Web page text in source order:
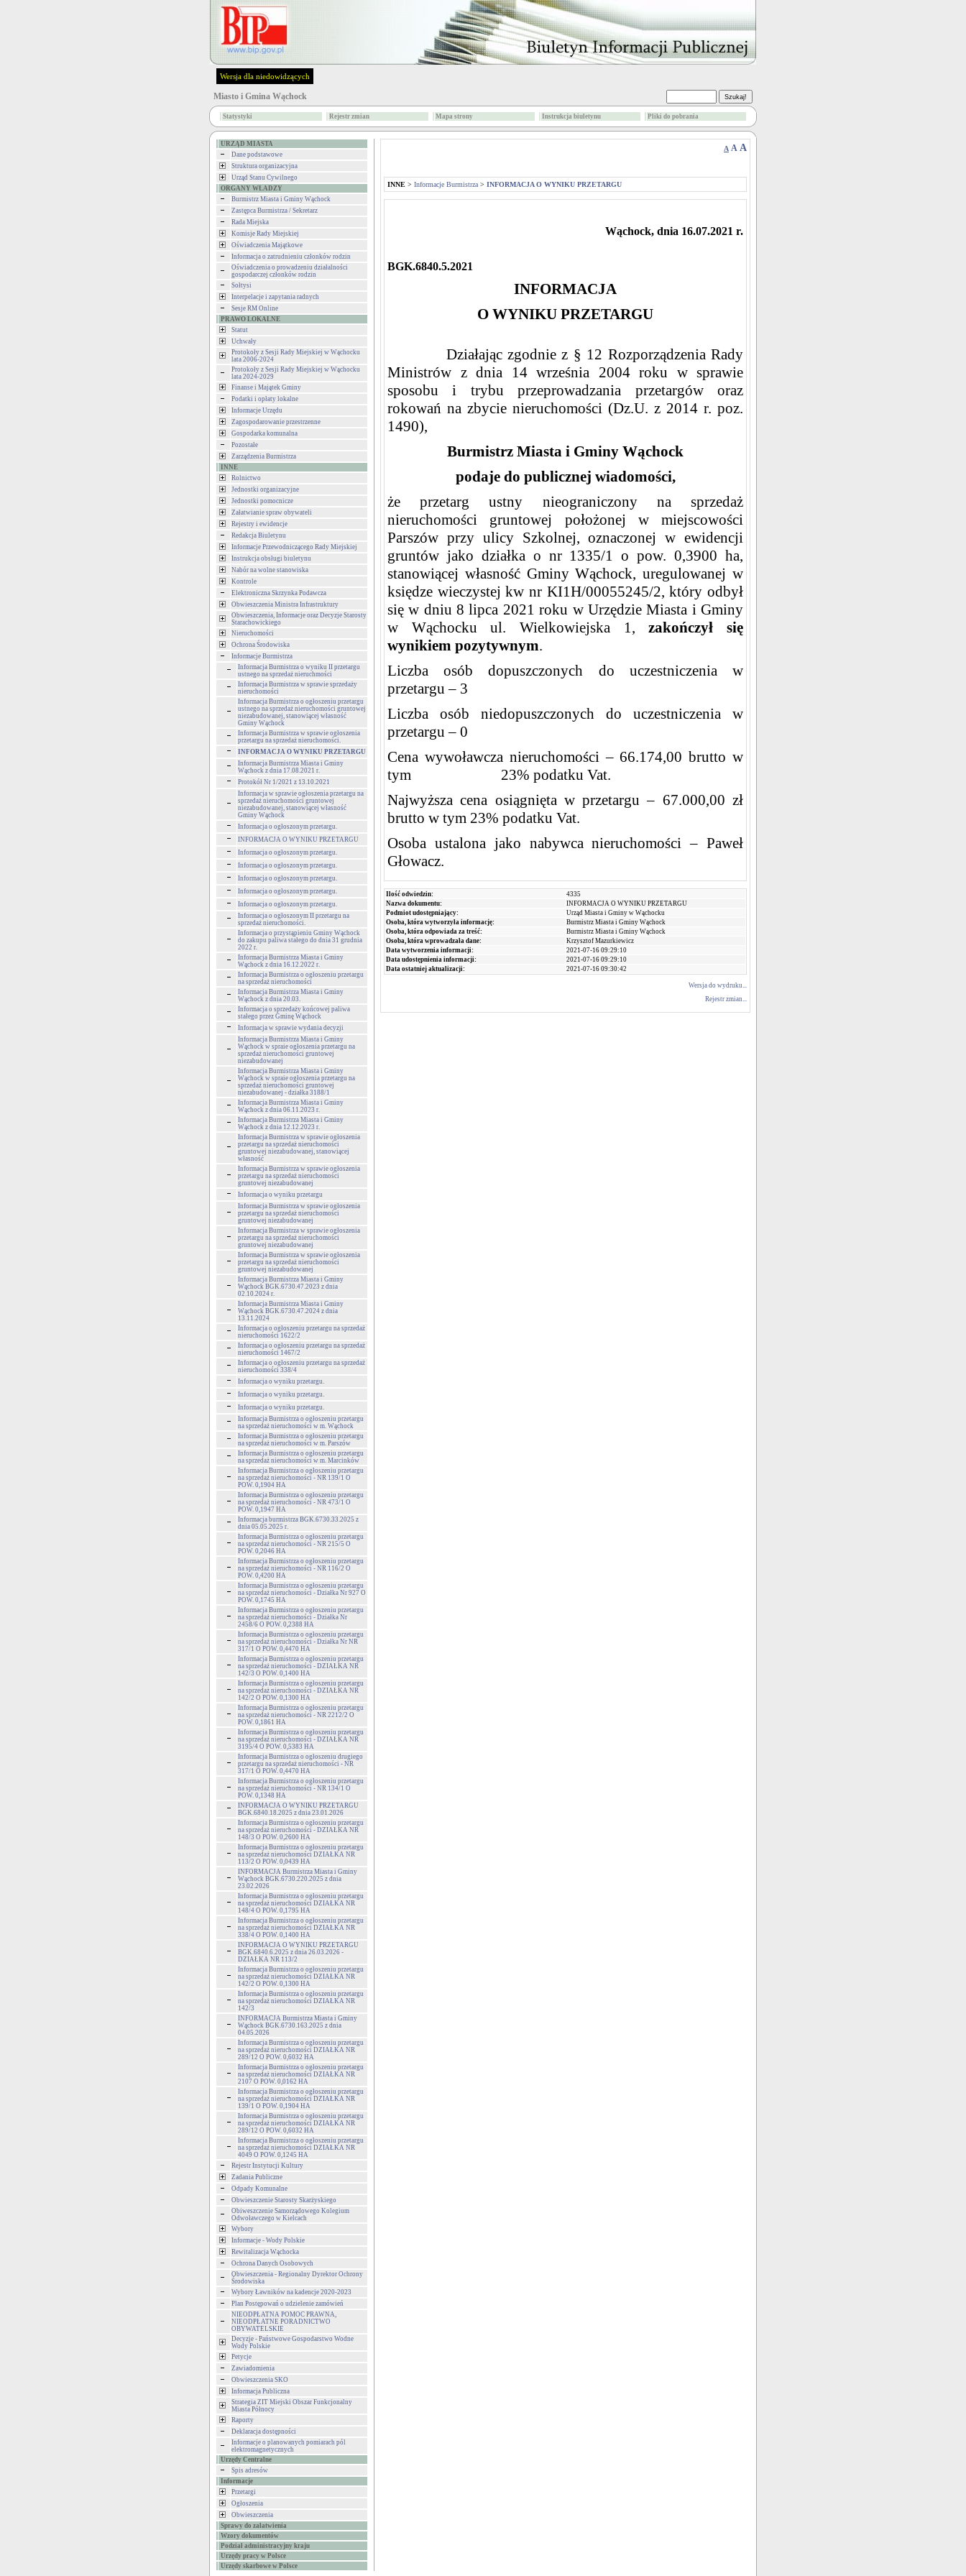
Wersja dla niedowidzących
Miasto i Gmina Wąchock
Statystyki Rejestr zmian Mapa strony Instrukcja biuletynu Pliki do pobrania
URZĄD MIASTA
Dane podstawowe
Struktura organizacyjna
Urząd Stanu Cywilnego
ORGANY WŁADZY
Burmistrz Miasta i Gminy Wąchock
Zastępca Burmistrza / Sekretarz
Rada Miejska
Komisje Rady Miejskiej
Oświadczenia Majątkowe
Informacja o zatrudnieniu członków rodzin
Oświadczenia o prowadzeniu działalności
gospodarczej członków rodzin
Sołtysi
Interpelacje i zapytania radnych
Sesje RM Online
PRAWO LOKALNE
Statut
Uchwały
Protokoły z Sesji Rady Miejskiej w Wąchocku
lata 2006-2024
Protokoły z Sesji Rady Miejskiej w Wąchocku
lata 2024-2029
Finanse i Majątek Gminy
Podatki i opłaty lokalne
Informacje Urzędu
Zagospodarowanie przestrzenne
Gospodarka komunalna
Pozostałe
Zarządzenia Burmistrza
INNE
Rolnictwo
Jednostki organizacyjne
Jednostki pomocnicze
Załatwianie spraw obywateli
Rejestry i ewidencje
Redakcja Biuletynu
Informacje Przewodniczącego Rady Miejskiej
Instrukcja obsługi biuletynu
Nabór na wolne stanowiska
Kontrole
Elektroniczna Skrzynka Podawcza
Obwieszczenia Ministra Infrastruktury
Obwieszczenia, Informacje oraz Decyzje Starosty
Starachowickiego
Nieruchomości
Ochrona Środowiska
Informacje Burmistrza
Informacja Burmistrza o wyniku II przetargu
ustnego na sprzedaż nieruchmości
Informacja Burmistrza w sprawie sprzedaży
nieruchomości
Informacja Burmistrza o ogłoszeniu przetargu
ustnego na sprzedaż nieruchomości gruntowej
niezabudowanej, stanowiącej własność
Gminy Wąchock
Informacja Burmistrza w sprawie ogłoszenia
przetargu na sprzedaż nieruchomości.
INFORMACJA O WYNIKU PRZETARGU
Informacja Burmistrza Miasta i Gminy
Wąchock z dnia 17.08.2021 r.
Protokół Nr 1/2021 z 13.10.2021
Informacja w sprawie ogłoszenia przetargu na
sprzedaż nieruchomości gruntowej
niezabudowanej, stanowiącej własność
Gminy Wąchock
Informacja o ogłoszonym przetargu.
INFORMACJA O WYNIKU PRZETARGU
Informacja o ogłoszonym przetargu.
Informacja o ogłoszonym przetargu.
Informacja o ogłoszonym przetargu.
Informacja o ogłoszonym przetargu.
Informacja o ogłoszonym przetargu.
Informacja o ogłoszonym II przetargu na
sprzedaż nieruchomości.
Informacja o przystąpieniu Gminy Wąchock
do zakupu paliwa stałego do dnia 31 grudnia
2022 r.
Informacja Burmistrza Miasta i Gminy
Wąchock z dnia 16.12.2022 r.
Informacja Burmistrza o ogłoszeniu przetargu
na sprzedaż nieruchomości
Informacja Burmistrza Miasta i Gminy
Wąchock z dnia 20.03.
Informacja o sprzedaży końcowej paliwa
stałego przez Gminę Wąchock
Informacja w sprawie wydania decyzji
Informacja Burmistrza Miasta i Gminy
Wąchock w spraie ogłoszenia przetargu na
sprzedaż nieruchomości gruntowej
niezabudowanej
Informacja Burmistrza Miasta i Gminy
Wąchock w spraie ogłoszenia przetargu na
sprzedaż nieruchomości gruntowej
niezabudowanej - działka 3188/1
Informacja Burmistrza Miasta i Gminy
Wąchock z dnia 06.11.2023 r.
Informacja Burmistrza Miasta i Gminy
Wąchock z dnia 12.12.2023 r.
Informacja Burmistrza w sprawie ogłoszenia
przetargu na sprzedaż nieruchomości
gruntowej niezabudowanej, stanowiącej
własność
Informacja Burmistrza w sprawie ogłoszenia
przetargu na sprzedaż nieruchomości
gruntowej niezabudowanej
Informacja o wyniku przetargu
Informacja Burmistrza w sprawie ogłoszenia
przetargu na sprzedaż nieruchomości
gruntowej niezabudowanej
Informacja Burmistrza w sprawie ogłoszenia
przetargu na sprzedaż nieruchomości
gruntowej niezabudowanej
Informacja Burmistrza w sprawie ogłoszenia
przetargu na sprzedaż nieruchomości
gruntowej niezabudowanej
Informacja Burmistrza Miasta i Gminy
Wąchock BGK.6730.47.2023 z dnia
02.10.2024 r.
Informacja Burmistrza Miasta i Gminy
Wąchock BGK.6730.47.2024 z dnia
13.11.2024
Informacja o ogłoszeniu przetargu na sprzedaż
nieruchomości 1622/2
Informacja o ogłoszeniu przetargu na sprzedaż
nieruchomości 1467/2
Informacja o ogłoszeniu przetargu na sprzedaż
nieruchomości 338/4
Informacja o wyniku przetargu.
Informacja o wyniku przetargu.
Informacja o wyniku przetargu.
Informacja Burmistrza o ogłoszeniu przetargu
na sprzedaż nieruchomości w m. Wąchock
Informacja Burmistrza o ogłoszeniu przetargu
na sprzedaż nieruchomości w m. Parszów
Informacja Burmistrza o ogłoszeniu przetargu
na sprzedaż nieruchomości w m. Marcinków
Informacja Burmistrza o ogłoszeniu przetargu
na sprzedaż nieruchomości - NR 139/1 O
POW. 0,1904 HA
Informacja Burmistrza o ogłoszeniu przetargu
na sprzedaż nieruchomości - NR 473/1 O
POW. 0,1947 HA
Informacja burmistrza BGK.6730.33.2025 z
dnia 05.05.2025 r.
Informacja Burmistrza o ogłoszeniu przetargu
na sprzedaż nieruchomości - NR 215/5 O
POW. 0,2046 HA
Informacja Burmistrza o ogłoszeniu przetargu
na sprzedaż nieruchomości - NR 116/2 O
POW. 0,4200 HA
Informacja Burmistrza o ogłoszeniu przetargu
na sprzedaż nieruchomości - Działka Nr 927 O
POW. 0,1745 HA
Informacja Burmistrza o ogłoszeniu przetargu
na sprzedaż nieruchomości - Działka Nr
2458/6 O POW. 0,2388 HA
Informacja Burmistrza o ogłoszeniu przetargu
na sprzedaż nieruchomości - Działka Nr NR
317/1 O POW. 0,4470 HA
Informacja Burmistrza o ogłoszeniu przetargu
na sprzedaż nieruchomości - DZIAŁKA NR
142/3 O POW. 0,1400 HA
Informacja Burmistrza o ogłoszeniu przetargu
na sprzedaż nieruchomości - DZIAŁKA NR
142/2 O POW. 0,1300 HA
Informacja Burmistrza o ogłoszeniu przetargu
na sprzedaż nieruchomości - NR 2212/2 O
POW. 0,1861 HA
Informacja Burmistrza o ogłoszeniu przetargu
na sprzedaż nieruchomości - DZIAŁKA NR
3195/4 O POW. 0,5383 HA
Informacja Burmistrza o ogłoszeniu drugiego
przetargu na sprzedaż nieruchomości - NR
317/1 O POW. 0,4470 HA
Informacja Burmistrza o ogłoszeniu przetargu
na sprzedaż nieruchomości - NR 134/1 O
POW. 0,1348 HA
INFORMACJA O WYNIKU PRZETARGU
BGK.6840.18.2025 z dnia 23.01.2026
Informacja Burmistrza o ogłoszeniu przetargu
na sprzedaż nieruchomości - DZIAŁKA NR
148/3 O POW. 0,2600 HA
Informacja Burmistrza o ogłoszeniu przetargu
na sprzedaż nieruchomości DZIAŁKA NR
113/2 O POW. 0,0439 HA
INFORMACJA Burmistrza Miasta i Gminy
Wąchock BGK.6730.220.2025 z dnia
23.02.2026
Informacja Burmistrza o ogłoszeniu przetargu
na sprzedaż nieruchomości DZIAŁKA NR
148/4 O POW. 0,1795 HA
Informacja Burmistrza o ogłoszeniu przetargu
na sprzedaż nieruchomości DZIAŁKA NR
338/4 O POW. 0,1400 HA
INFORMACJA O WYNIKU PRZETARGU
BGK.6840.6.2025 z dnia 26.03.2026 -
DZIAŁKA NR 113/2
Informacja Burmistrza o ogłoszeniu przetargu
na sprzedaż nieruchomości DZIAŁKA NR
142/2 O POW. 0,1300 HA
Informacja Burmistrza o ogłoszeniu przetargu
na sprzedaż nieruchomości DZIAŁKA NR
142/3
INFORMACJA Burmistrza Miasta i Gminy
Wąchock BGK.6730.163.2025 z dnia
04.05.2026
Informacja Burmistrza o ogłoszeniu przetargu
na sprzedaż nieruchomości DZIAŁKA NR
289/12 O POW. 0,6032 HA
Informacja Burmistrza o ogłoszeniu przetargu
na sprzedaż nieruchomości DZIAŁKA NR
2107 O POW. 0,0162 HA
Informacja Burmistrza o ogłoszeniu przetargu
na sprzedaż nieruchomości DZIAŁKA NR
139/1 O POW. 0,1904 HA
Informacja Burmistrza o ogłoszeniu przetargu
na sprzedaż nieruchomości DZIAŁKA NR
289/12 O POW. 0,6032 HA
Informacja Burmistrza o ogłoszeniu przetargu
na sprzedaż nieruchomości DZIAŁKA NR
4049 O POW. 0,1245 HA
Rejestr Instytucji Kultury
Zadania Publiczne
Odpady Komunalne
Obwieszczenie Starosty Skarżyskiego
Obiweszczenie Samorządowego Kolegium
Odwoławczego w Kielcach
Wybory
Informacje - Wody Polskie
Rewitalizacja Wąchocka
Ochrona Danych Osobowych
Obwieszczenia - Regionalny Dyrektor Ochrony
Środowiska
Wybory Ławników na kadencje 2020-2023
Plan Postępowań o udzielenie zamówień
NIEODPŁATNA POMOC PRAWNA,
NIEODPŁATNE PORADNICTWO
OBYWATELSKIE
Decyzje - Państwowe Gospodarstwo Wodne
Wody Polskie
Petycje
Zawiadomienia
Obwieszczenia SKO
Informacja Publiczna
Strategia ZIT Miejski Obszar Funkcjonalny
Miasta Północy
Raporty
Deklaracja dostępności
Informacje o planowanych pomiarach pól
elektromagnetycznych
Urzędy Centralne
Spis adresów
Informacje
Przetargi
Ogłoszenia
Obwieszczenia
Sprawy do załatwienia
Wzory dokumentów
Podział administracyjny kraju
Urzędy pracy w Polsce
Urzędy skarbowe w Polsce
A A A
INNE > Informacje Burmistrza > INFORMACJA O WYNIKU PRZETARGU
Wąchock, dnia 16.07.2021 r.
BGK.6840.5.2021
INFORMACJA
O WYNIKU PRZETARGU
Działając zgodnie z § 12 Rozporządzenia Rady
Ministrów z dnia 14 września 2004 roku w sprawie
sposobu i trybu przeprowadzania przetargów oraz
rokowań na zbycie nieruchomości (Dz.U. z 2014 r. poz.
1490),
Burmistrz Miasta i Gminy Wąchock
podaje do publicznej wiadomości,
że przetarg ustny nieograniczony na sprzedaż
nieruchomości gruntowej położonej w miejscowości
Parszów przy ulicy Szkolnej, oznaczonej w ewidencji
gruntów jako działka o nr 1335/1 o pow. 0,3900 ha,
stanowiącej własność Gminy Wąchock, uregulowanej w
księdze wieczystej kw nr KI1H/00055245/2, który odbył
się w dniu 8 lipca 2021 roku w Urzędzie Miasta i Gminy
w Wąchocku ul. Wielkowiejska 1,zakończył się
wynikiem pozytywnym.
Liczba osób dopuszczonych do uczestniczenia w
przetargu – 3
Liczba osób niedopuszczonych do uczestniczenia w
przetargu – 0
Cena wywoławcza nieruchomości – 66.174,00 brutto w
tym 23% podatku Vat.
Najwyższa cena osiągnięta w przetargu – 67.000,00 zł
brutto w tym 23% podatku Vat.
Osoba ustalona jako nabywca nieruchomości – Paweł
Głowacz.
Ilość odwiedzin:
4335
Nazwa dokumentu:
INFORMACJA O WYNIKU PRZETARGU
Podmiot udostępniający:
Urząd Miasta i Gminy w Wąchocku
Osoba, która wytworzyła informację:
Burmistrz Miasta i Gminy Wąchock
Osoba, która odpowiada za treść:
Burmistrz Miasta i Gminy Wąchock
Osoba, która wprowadzała dane:
Krzysztof Mazurkiewicz
Data wytworzenia informacji:
2021-07-16 09:29:10
Data udostępnienia informacji:
2021-07-16 09:29:10
Data ostatniej aktualizacji:
2021-07-16 09:30:42
Wersja do wydruku...
Rejestr zmian...